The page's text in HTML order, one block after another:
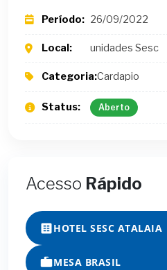
Período: 26/09/2022
Local: unidades Sesc
Categoria:Cardapio
Status: Aberto
Acesso Rápido
HOTEL SESC ATALAIA
MESA BRASIL